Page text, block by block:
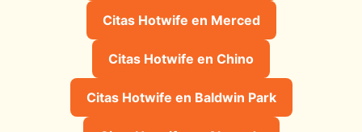
Citas Hotwife en Merced
Citas Hotwife en Chino
Citas Hotwife en Baldwin Park